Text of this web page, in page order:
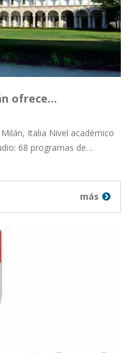
ofrece…
Italia Nivel académico
68 programas de…
más